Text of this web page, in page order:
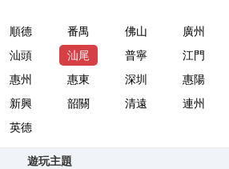
順德 番禺 佛山
廣州
汕頭 汕尾 普寧
江門
惠州 惠東 深圳
惠陽
新興 韶關 清遠
連州
英德
遊玩主題